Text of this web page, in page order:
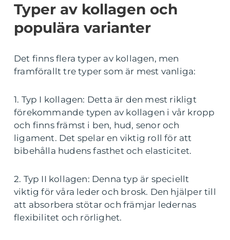
Typer av kollagen och
populära varianter
Det finns flera typer av kollagen, men
framförallt tre typer som är mest vanliga:
1. Typ I kollagen: Detta är den mest rikligt
förekommande typen av kollagen i vår kropp
och finns främst i ben, hud, senor och
ligament. Det spelar en viktig roll för att
bibehålla hudens fasthet och elasticitet.
2. Typ II kollagen: Denna typ är speciellt
viktig för våra leder och brosk. Den hjälper till
att absorbera stötar och främjar ledernas
flexibilitet och rörlighet.